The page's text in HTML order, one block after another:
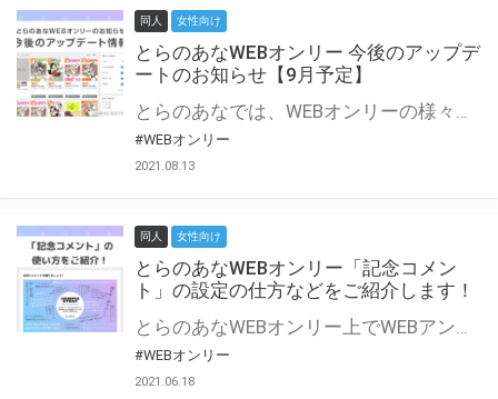
同人 女性向け
とらのあなWEBオンリー 今後のアップデ
ートのお知らせ【9月予定】
とらのあなでは、WEBオンリーの様々な支援を実施しています。 今回は2021年9月に実装を予定しているアップデート情報についてご紹介いたします。 とらのあなWEBオンリーサイトはこちら
#WEBオンリー
2021.08.13
同人 女性向け
とらのあなWEBオンリー「記念コメン
ト」の設定の仕方などをご紹介します！
とらのあなWEBオンリー上でWEBアンソロジーが作成できる「記念コメント」について、その使い方や作成手順を解説します！ 支援タイプを「サークル参加型」「サークル参加型・マルシェ(イベント会場)機能付き」でお申し込みいただいている主催者様はぜひご活用ください♪ とらのあなWEBオンリーサイトはこちら
#WEBオンリー
2021.06.18